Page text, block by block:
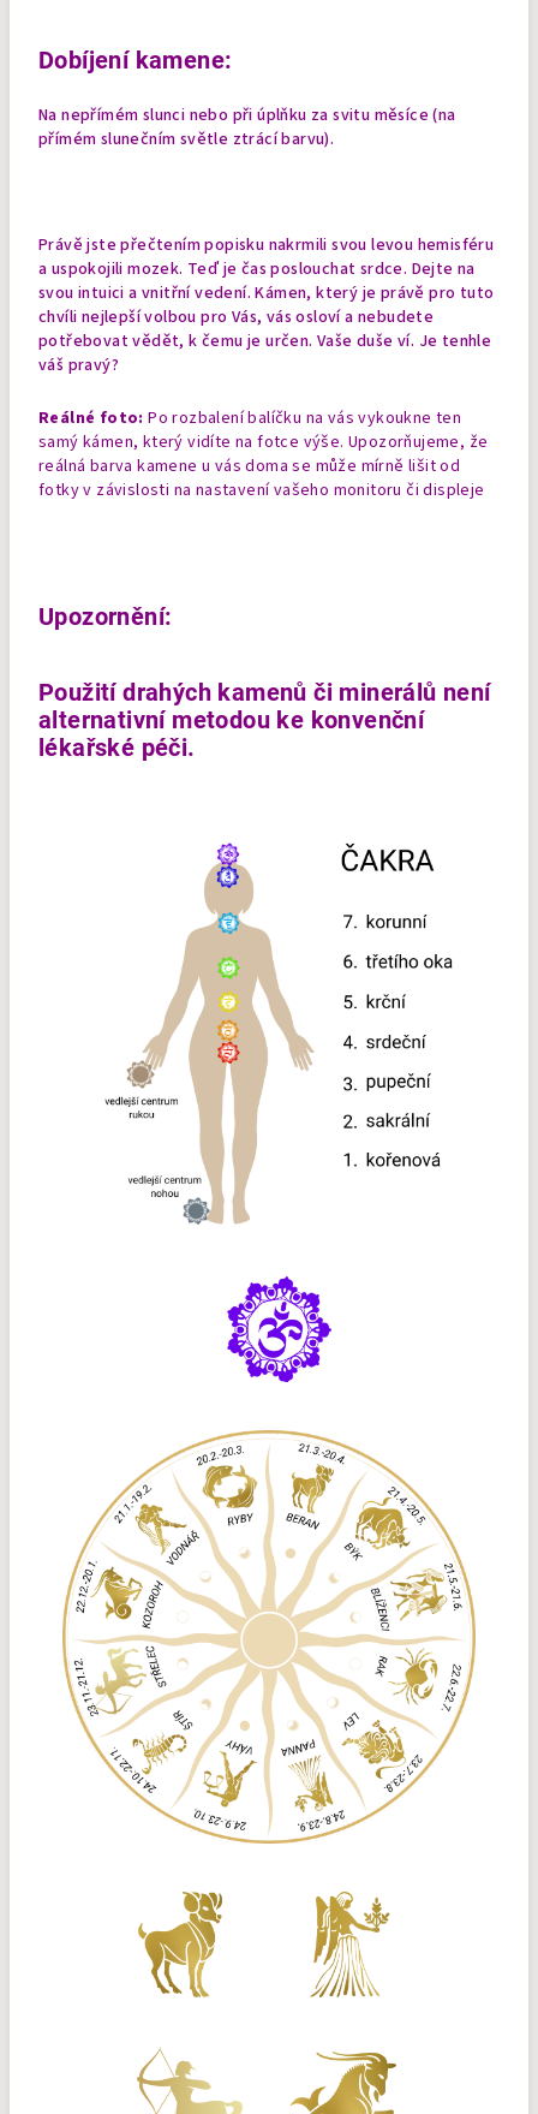
Dobíjení kamene:
Na nepřímém slunci nebo při úplňku za svitu měsíce (na
přímém slunečním světle ztrácí barvu).
Právě jste přečtením popisku nakrmili svou levou hemisféru
a uspokojili mozek. Teď je čas poslouchat srdce. Dejte na
svou intuici a vnitřní vedení. Kámen, který je právě pro tuto
chvíli nejlepší volbou pro Vás, vás osloví a nebudete
potřebovat vědět, k čemu je určen. Vaše duše ví. Je tenhle
váš pravý?
Reálné foto: Po rozbalení balíčku na vás vykoukne ten
samý kámen, který vidíte na fotce výše. Upozorňujeme, že
reálná barva kamene u vás doma se může mírně lišit od
fotky v závislosti na nastavení vašeho monitoru či displeje
Upozornění:
Použití drahých kamenů či minerálů není
alternativní metodou ke konvenční
lékařské péči.